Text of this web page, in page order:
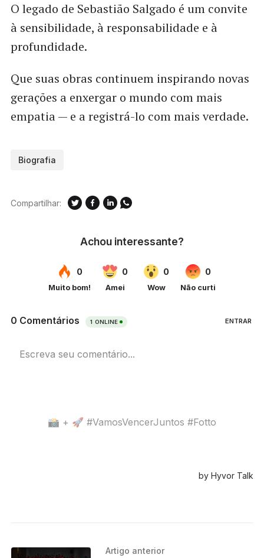
O legado de Sebastião Salgado é um convite
à sensibilidade, à responsabilidade e à
profundidade.
Que suas obras continuem inspirando novas
gerações a enxergar o mundo com mais
empatia — e a registrá-lo com mais verdade.
Biografia
Compartilhar:
Artigo anterior